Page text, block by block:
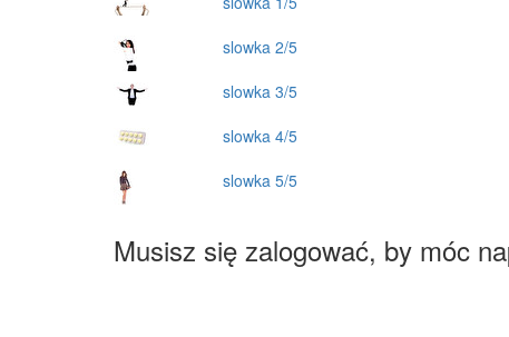
slowka 2/5
slowka 3/5
slowka 4/5
slowka 5/5
Musisz się zalogować, by móc